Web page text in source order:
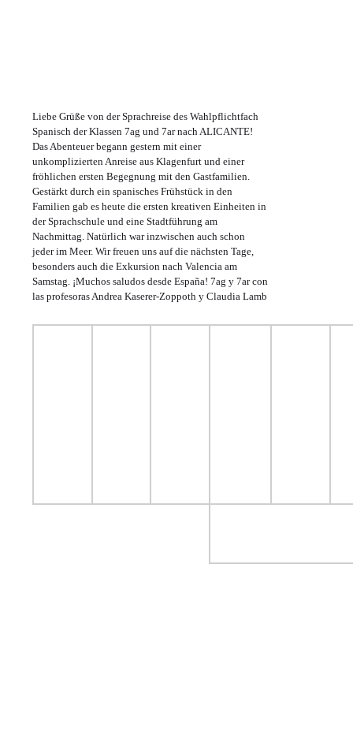
Liebe Grüße von der Sprachreise des Wahlpflichtfach
Spanisch der Klassen 7ag und 7ar nach ALICANTE!
Das Abenteuer begann gestern mit einer
unkomplizierten Anreise aus Klagenfurt und einer
fröhlichen ersten Begegnung mit den Gastfamilien.
Gestärkt durch ein spanisches Frühstück in den
Familien gab es heute die ersten kreativen Einheiten in
der Sprachschule und eine Stadtführung am
Nachmittag. Natürlich war inzwischen auch schon
jeder im Meer. Wir freuen uns auf die nächsten Tage,
besonders auch die Exkursion nach Valencia am
Samstag. ¡Muchos saludos desde España! 7ag y 7ar con
las profesoras Andrea Kaserer-Zoppoth y Claudia Lamb